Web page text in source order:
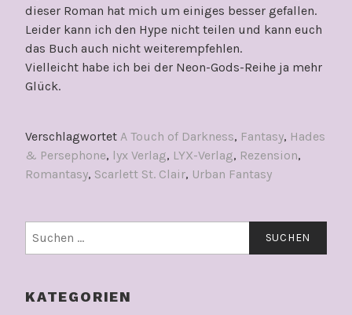
dieser Roman hat mich um einiges besser gefallen.
Leider kann ich den Hype nicht teilen und kann euch
das Buch auch nicht weiterempfehlen.
Vielleicht habe ich bei der Neon-Gods-Reihe ja mehr
Glück.
Verschlagwortet A Touch of Darkness, Fantasy, Hades
& Persephone, lyx Verlag, LYX-Verlag, Rezension,
Romantasy, Scarlett St. Clair, Urban Fantasy
nach:
KATEGORIEN